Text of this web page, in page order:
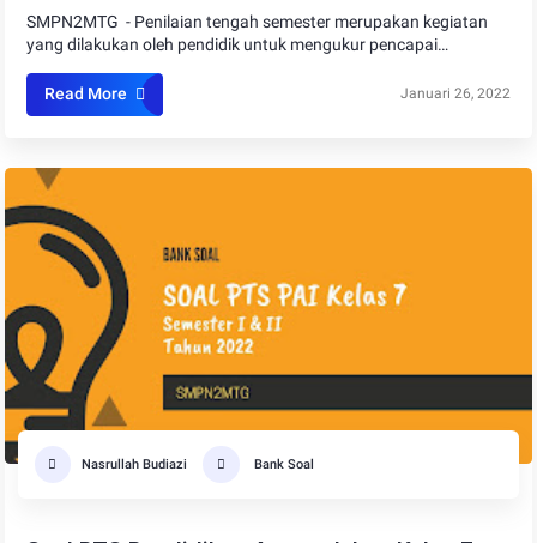
SMPN2MTG - Penilaian tengah semester merupakan kegiatan
yang dilakukan oleh pendidik untuk mengukur pencapai…
Read More Januari 26, 2022
Nasrullah Budiazi Bank Soal